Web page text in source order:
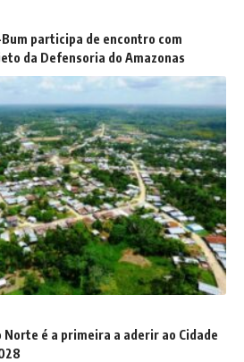
participa de encontro com
da Defensoria do Amazonas
é a primeira a aderir ao Cidade